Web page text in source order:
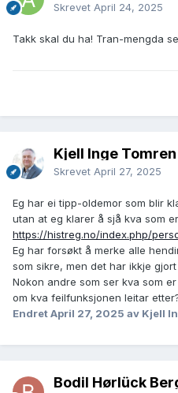
Skrevet April 24, 2025
Takk skal du ha! Tran-mengda
Kjell Inge Tomren
Skrevet April 27, 2025
Eg har ei tipp-oldemor som blir
utan at eg klarer å sjå kva som
https://histreg.no/index.php/
Eg har forsøkt å merke alle
som sikre, men det har ikkje
Nokon andre som ser kva som
om kva feilfunksjonen leitar
EndretApril 27, 2025 av Kjell
Bodil Hørlück